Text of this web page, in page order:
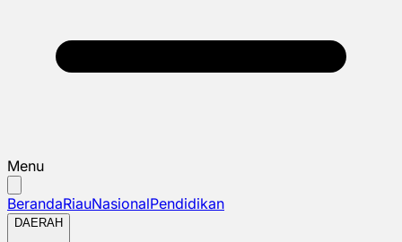
Menu
BerandaRiauNasionalPendidikan
DAERAH